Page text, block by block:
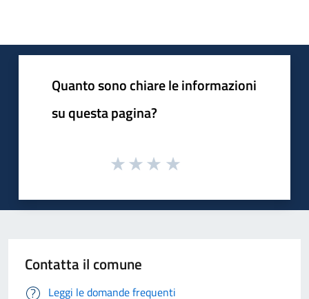
Quanto sono chiare le informazioni
su questa pagina?
Contatta il comune
Leggi le domande frequenti